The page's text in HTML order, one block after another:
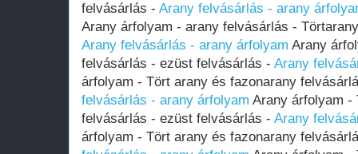
felvásárlás - Arany felvásárlás - arany
Arany árfolyam - arany felvásárlás -
Arany felvásárlás - arany árfolyam Arany
felvásárlás - ezüst felvásárlás - Arany
árfolyam - Tört arany és fazonarany
felvásárlás - arany árfolyam Arany árfolyam -
felvásárlás - ezüst felvásárlás - Arany
árfolyam - Tört arany és fazonarany